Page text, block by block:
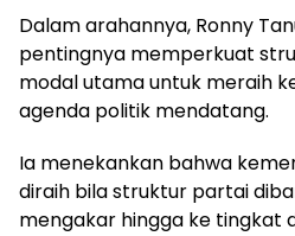
Dalam arahannya, Ronny
pentingnya memperkuat
modal utama untuk meraih
agenda politik mendatang.
Ia menekankan bahwa
diraih bila struktur partai
mengakar hingga ke tingkat